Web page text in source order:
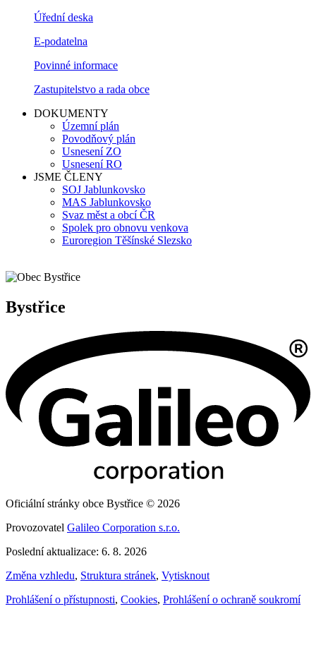
Úřední deska
E-podatelna
Povinné informace
Zastupitelstvo a rada obce
DOKUMENTY
Územní plán
Povodňový plán
Usnesení ZO
Usnesení RO
JSME ČLENY
SOJ Jablunkovsko
MAS Jablunkovsko
Svaz měst a obcí ČR
Spolek pro obnovu venkova
Euroregion Těšínské Slezsko
Bystřice
Oficiální stránky obce Bystřice © 2026
Provozovatel Galileo Corporation s.r.o.
Poslední aktualizace: 6. 8. 2026
Změna vzhledu, Struktura stránek, Vytisknout
Prohlášení o přístupnosti, Cookies, Prohlášení o ochraně soukromí